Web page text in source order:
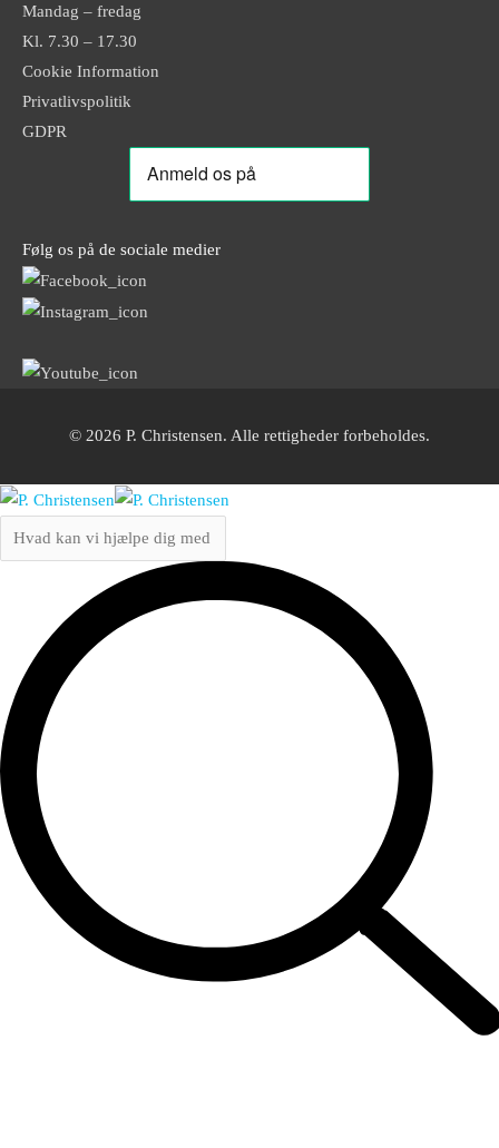
Mandag – fredag
Kl. 7.30 – 17.30
Cookie Information
Privatlivspolitik
GDPR
Følg os på de sociale medier
© 2026 P. Christensen. Alle rettigheder forbeholdes.